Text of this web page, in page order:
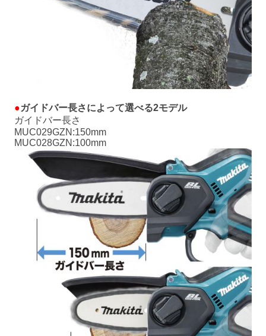
●ガイドバー長さによって選べる2モデル
ガイドバー長さ
MUC029GZN:150mm
MUC028GZN:100mm